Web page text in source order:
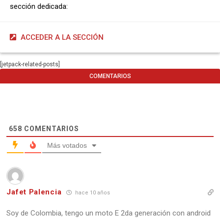
sección dedicada:
ACCEDER A LA SECCIÓN
[jetpack-related-posts]
COMENTARIOS
658 COMENTARIOS
Más votados
Jafet Palencia hace 10 años
Soy de Colombia, tengo un moto E 2da generación con android